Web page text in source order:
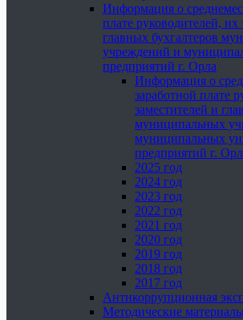
Информация о
плате руководителей, их
главных бухгалтеров
учреждений и
предприятий г. Орла
Информация о
заработной плате
заместителей и
муниципальных
муниципальных
предприятий г.
2025 год
2024 год
2023 год
2022 год
2021 год
2020 год
2019 год
2018 год
2017 год
Антикоррупционная
Методические